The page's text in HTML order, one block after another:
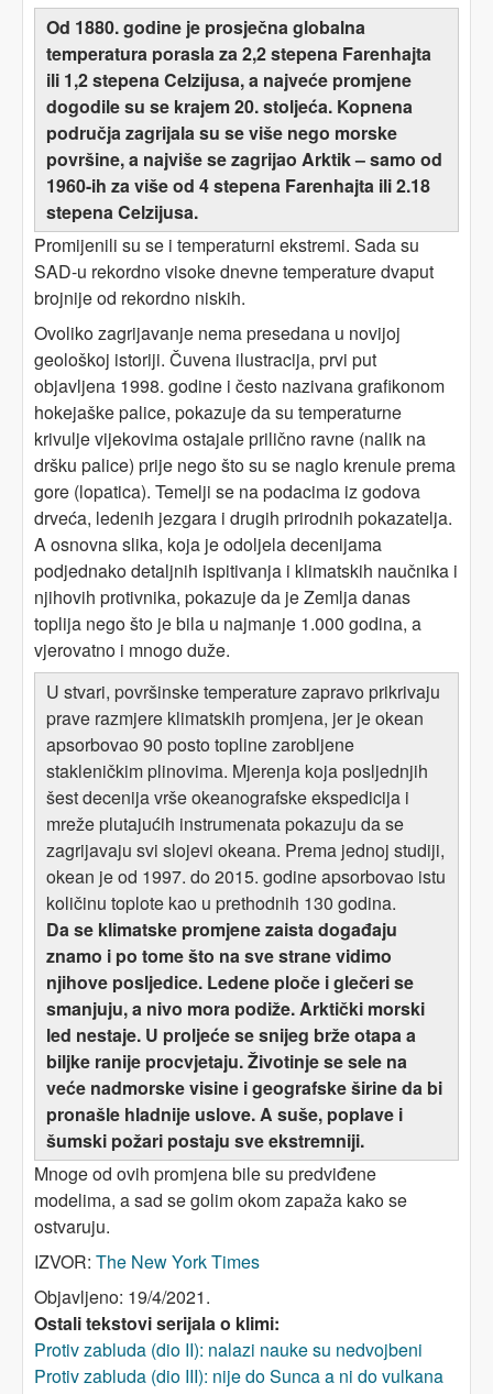
Od 1880. godine je prosječna globalna
temperatura porasla za 2,2 stepena Farenhajta
ili 1,2 stepena Celzijusa, a najveće promjene
dogodile su se krajem 20. stoljeća. Kopnena
područja zagrijala su se više nego morske
površine, a najviše se zagrijao Arktik – samo od
1960-ih za više od 4 stepena Farenhajta ili 2.18
stepena Celzijusa.
Promijenili su se i temperaturni ekstremi. Sada su
SAD-u rekordno visoke dnevne temperature dvaput
brojnije od rekordno niskih.
Ovoliko zagrijavanje nema presedana u novijoj
geološkoj istoriji. Čuvena ilustracija, prvi put
objavljena 1998. godine i često nazivana grafikonom
hokejaške palice, pokazuje da su temperaturne
krivulje vijekovima ostajale prilično ravne (nalik na
dršku palice) prije nego što su se naglo krenule prema
gore (lopatica). Temelji se na podacima iz godova
drveća, ledenih jezgara i drugih prirodnih pokazatelja.
A osnovna slika, koja je odoljela decenijama
podjednako detaljnih ispitivanja i klimatskih naučnika i
njihovih protivnika, pokazuje da je Zemlja danas
toplija nego što je bila u najmanje 1.000 godina, a
vjerovatno i mnogo duže.
U stvari, površinske temperature zapravo prikrivaju
prave razmjere klimatskih promjena, jer je okean
apsorbovao 90 posto topline zarobljene
stakleničkim plinovima. Mjerenja koja posljednjih
šest decenija vrše okeanografske ekspedicija i
mreže plutajućih instrumenata pokazuju da se
zagrijavaju svi slojevi okeana. Prema jednoj studiji,
okean je od 1997. do 2015. godine apsorbovao istu
količinu toplote kao u prethodnih 130 godina.
Da se klimatske promjene zaista događaju
znamo i po tome što na sve strane vidimo
njihove posljedice. Ledene ploče i glečeri se
smanjuju, a nivo mora podiže. Arktički morski
led nestaje. U proljeće se snijeg brže otapa a
biljke ranije procvjetaju. Životinje se sele na
veće nadmorske visine i geografske širine da bi
pronašle hladnije uslove. A suše, poplave i
šumski požari postaju sve ekstremniji.
Mnoge od ovih promjena bile su predviđene
modelima, a sad se golim okom zapaža kako se
ostvaruju.
IZVOR: The New York Times
Objavljeno: 19/4/2021.
Ostali tekstovi serijala o klimi:
Protiv zabluda (dio II): nalazi nauke su nedvojbeni
Protiv zabluda (dio III): nije do Sunca a ni do vulkana